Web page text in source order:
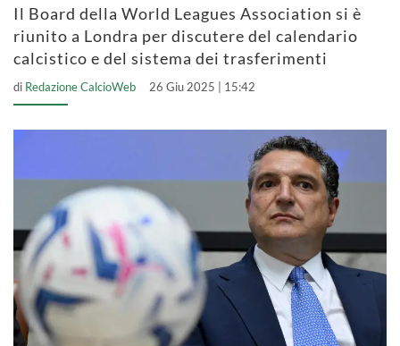
Il Board della World Leagues Association si è
riunito a Londra per discutere del calendario
calcistico e del sistema dei trasferimenti
di Redazione CalcioWeb 26 Giu 2025 | 15:42